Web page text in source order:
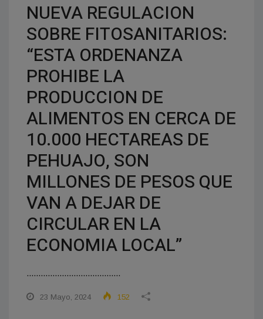
NUEVA REGULACION
SOBRE FITOSANITARIOS:
“ESTA ORDENANZA
PROHIBE LA
PRODUCCION DE
ALIMENTOS EN CERCA DE
10.000 HECTAREAS DE
PEHUAJO, SON
MILLONES DE PESOS QUE
VAN A DEJAR DE
CIRCULAR EN LA
ECONOMIA LOCAL”
........................................
23 Mayo, 2024 152